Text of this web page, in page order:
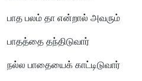
பாத பலம் தா என்றால் அவரும்
பாதத்தை தந்திடுவார்
நல்ல பாதையைக் காட்டிடுவார்